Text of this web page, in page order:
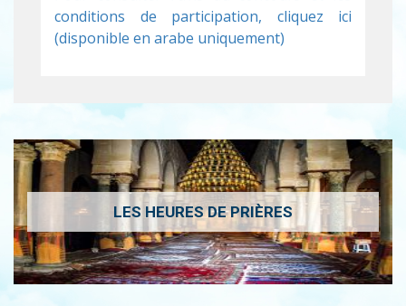
conditions de participation, cliquez ici
(disponible en arabe uniquement)
LES HEURES DE PRIÈRES